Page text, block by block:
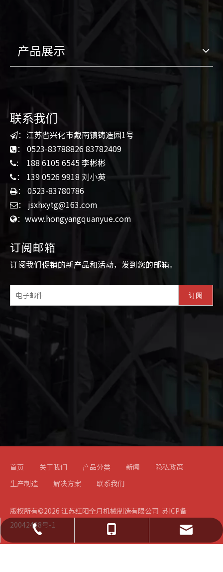
并拧紧，确保每个驳接头的村垫齐全，使金属和玻璃隔
离，确保玻璃的受力部分为面
SMS250C系列为梯形外观设计，适用于90°连接使用。
外观：镜光、哑光、金钢砂、香槟色、氯碳喷涂颜色。
材质：304不锈钢、316不锈钢。
SMS250C驳接爪系列参数
上一条:
下一条:
0523-83788826
188 6105 6545
jsxhxytg@163.com
产品展示
联系我们
：江苏省兴化市戴南镇铸造园1号
： 0523-83788826 83782409
: 188 6105 6545 李彬彬
： 139 0526 9918 刘小英
： 0523-83780786
： jsxhxytg@163.com
：www.hongyangquanyue.com
订阅邮箱​​
订阅我们促销的新产品和活动，发到您的邮箱。
订阅
首页 关于我们 产品分类 新闻
隐私政策
生产制造
解决方案 联系我们
版权所有©2026 江苏红阳全月机械制造有限公司 苏ICP备
20042488号-1